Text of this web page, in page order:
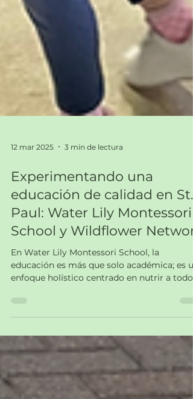
12 mar 2025 3 min de lectura
Experimentando una
educación de calidad en St.
Paul: Water Lily Montessori
School y Wildflower
En Water Lily Montessori School, la
niño.